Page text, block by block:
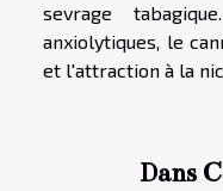
sevrage
anxiolytiques, le
et l'attraction à la
Dans